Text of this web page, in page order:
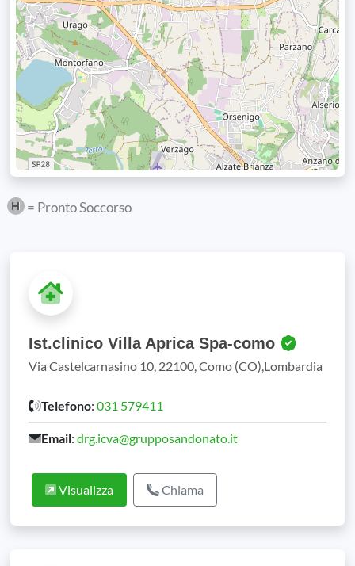
= Pronto Soccorso
Ist.clinico Villa Aprica Spa-como
Via Castelcarnasino 10, 22100, Como (CO),Lombardia
Telefono: 031 579411
Email: drg.icva@grupposandonato.it
Visualizza Chiama